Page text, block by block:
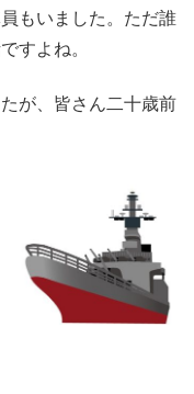
もいました。ただ誰
すよね。
が、皆さん二十歳前